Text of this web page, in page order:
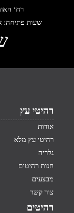
רח‘ האומנות 20 , א.ת
שעות פתיחה: א‘-ה‘ 10:00-18:00 ,
רהיטי עץ
אודות
רהיטי עץ מלא
גלריה
חנות רהיטים
מבצעים
צור קשר
רהיטים